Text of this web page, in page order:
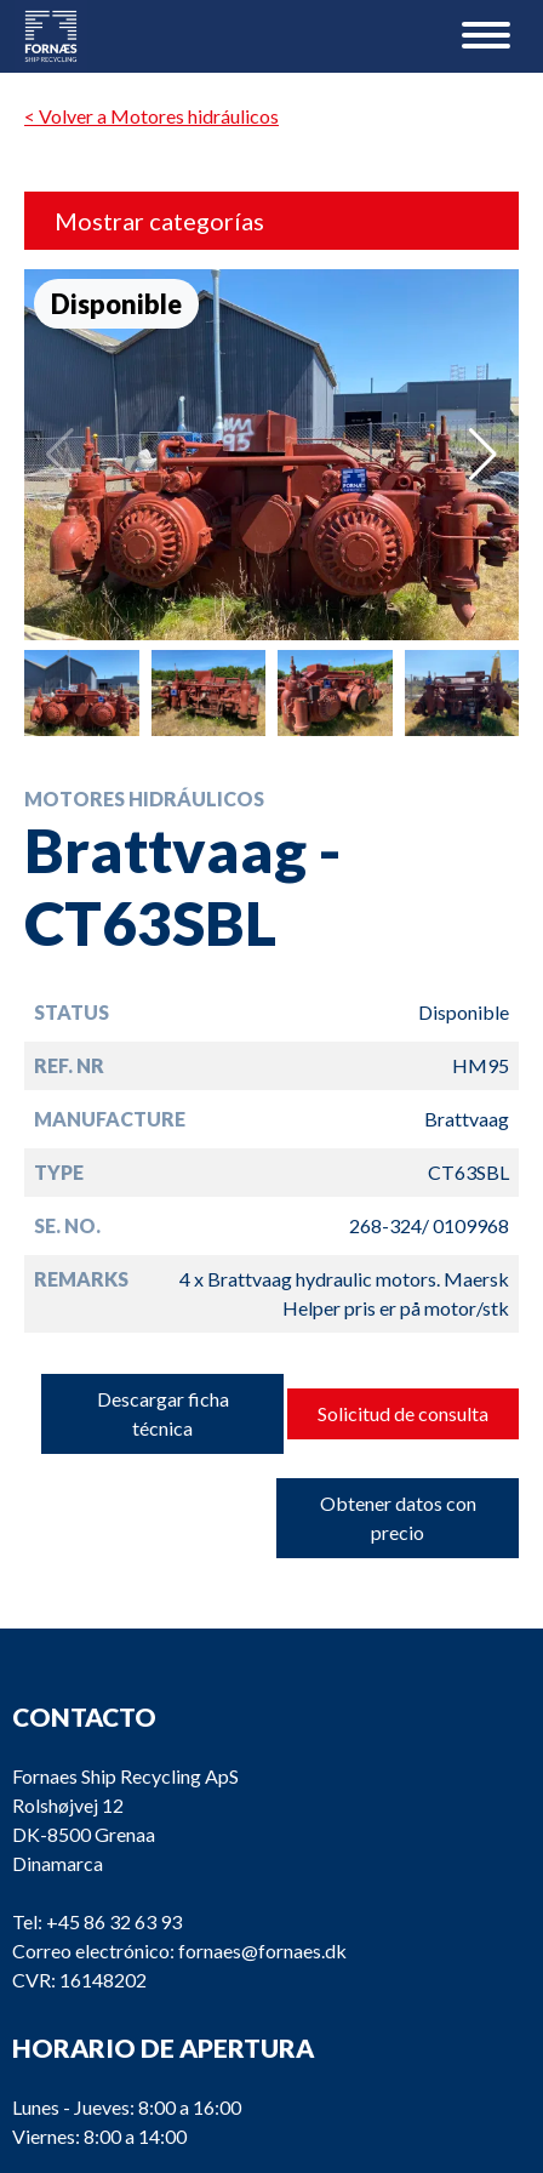
< Volver a Motores hidráulicos
Mostrar categorías
Disponible
MOTORES HIDRÁULICOS
Brattvaag -
CT63SBL
STATUS Disponible
REF. NR HM95
MANUFACTURE Brattvaag
TYPE CT63SBL
SE. NO. 268-324/ 0109968
REMARKS
4 x Brattvaag hydraulic motors. Maersk
Helper pris er på motor/stk
Descargar ficha
técnica
Solicitud de consulta
Obtener datos con
precio
CONTACTO
Fornaes Ship Recycling ApS
Rolshøjvej 12
DK-8500 Grenaa
Dinamarca
Tel: +45 86 32 63 93
Correo electrónico: fornaes@fornaes.dk
CVR: 16148202
HORARIO DE APERTURA
Lunes - Jueves: 8:00 a 16:00
Viernes: 8:00 a 14:00